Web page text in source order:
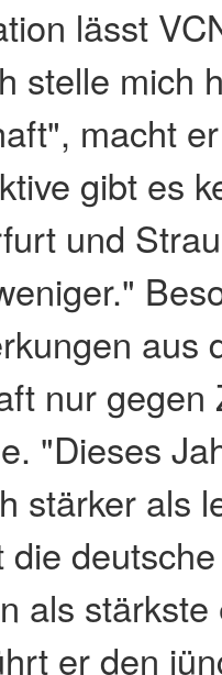
lässt
stelle mich
macht
gibt es
und
aus
nur gegen
"Dieses
stärker als
als
er den